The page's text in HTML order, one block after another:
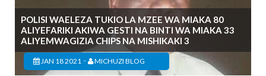
POLISI WAELEZA TUKIO LA MZEE WA MIAKA 80
ALIYEFARIKI AKIWA GESTI NA BINTI WA MIAKA 33
ALIYEMWAGIZIA CHIPS NA MISHIKAKI 3
JAN 18 2021 - MICHUZI BLOG